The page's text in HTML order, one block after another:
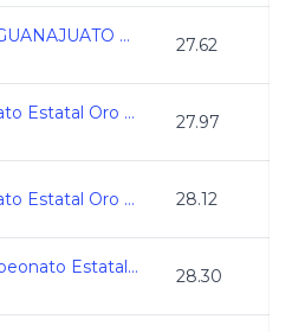
ESTATAL GUANAJUATO CURSO LARGO 27.62
Campeonato Estatal Oro Juvenil C.L. 2025-2026 27.97
Campeonato Estatal Oro Juvenil C.L. 2025-2026 28.12
AGS_Campeonato Estatal Curso Largo 2026 28.30